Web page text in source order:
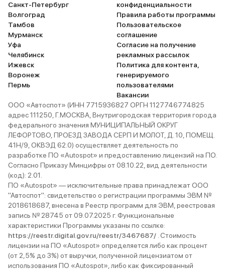
Санкт-Петербург
Волгоград
Тамбов
Мурманск
Уфа
Челябинск
Ижевск
Воронеж
Пермь
конфиденциальности
Правила работы программы
Пользовательское
соглашение
Согласие на получение
рекламных рассылок
Политика для контента,
генерируемого
пользователями
Вакансии
ООО «Автоспот» (ИНН 7715936827 ОРГН 1127746774825
адрес 111250, Г.МОСКВА, Внутригородская территория города
федерального значения МУНИЦИПАЛЬНЫЙ ОКРУГ
ЛЕФОРТОВО, ПРОЕЗД ЗАВОДА СЕРП И МОЛОТ, Д. 10, ПОМЕЩ.
41Н/9, ОКВЭД 62.0) осуществляет деятельность по
разработке ПО «Autospot» и предоставлению лицензий на ПО.
Согласно Приказу Минцифры от 08.10.22, вид деятельности
(код): 2.01.
ПО «Autospot» — исключительные права принадлежат ООО
"Автоспот": свидетельство о регистрации программы ЭВМ №
2018618687, внесена в Реестр программ для ЭВМ, реестровая
запись № 28745 от 09.07.2025 г. Функциональные
характеристики Программы указаны по ссылке:
https://reestr.digital.gov.ru/reestr/3467687/ . Стоимость
лицензии на ПО «Autospot» определяется либо как процент
(от 2,5% до 3%) от выручки, полученной лицензиатом от
использования ПО «Autospot», либо как фиксированный